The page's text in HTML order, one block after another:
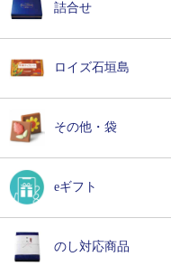
詰合せ
ロイズ石垣島
その他・袋
eギフト
のし対応商品